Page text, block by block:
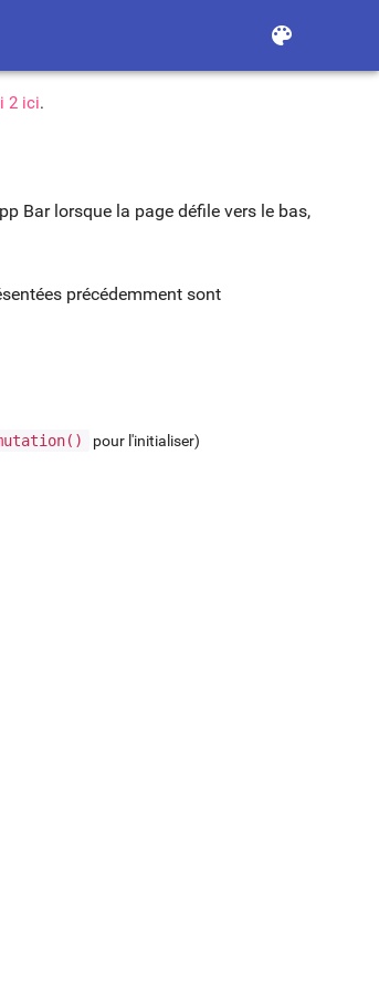
color_lens
2 ici.
Bar lorsque la page défile vers le bas,
précédemment sont
pour l'initialiser)